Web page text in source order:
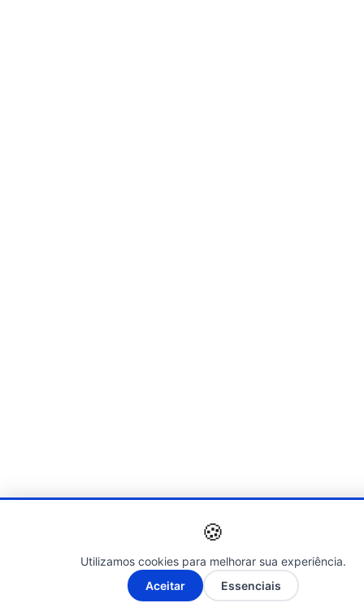
A- A+
🍪
Utilizamos cookies para melhorar sua experiência.
Aceitar
Essenciais